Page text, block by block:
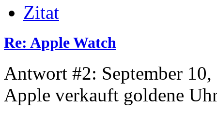
Zitat
Re: Apple Watch
Antwort #2: September
Apple verkauft goldene